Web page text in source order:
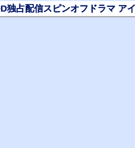
独占配信スピンオフドラマ ア